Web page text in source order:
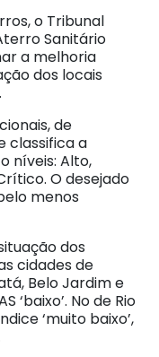
o Tribunal
Sanitário
a melhoria
dos locais
de
classifica a
níveis: Alto,
O desejado
menos
dos
cidades de
Belo Jardim e
‘baixo’. No de Rio
‘muito baixo’,